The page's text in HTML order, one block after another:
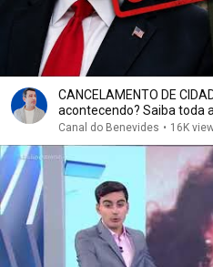
CANCELAMENTO DE
acontecendo? Saiba toda
Canal do Benevides • 16K